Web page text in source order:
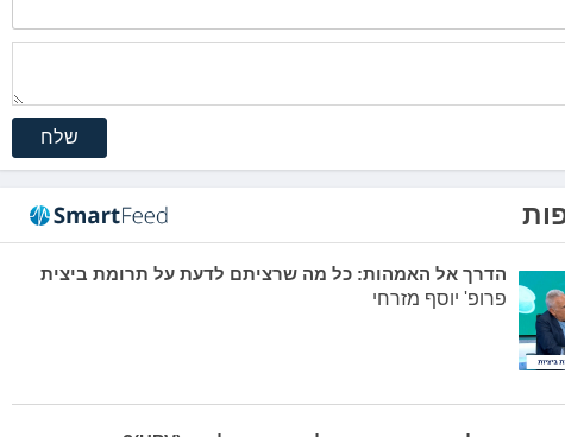
שלח
הדרך אל האמהות: כל מה שרציתם לדעת על תרומת ביצית
פרופ' יוסף מזרחי